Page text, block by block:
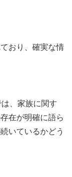
おり、確実な情
、家族に関す
在が明確に語ら
いているかどう